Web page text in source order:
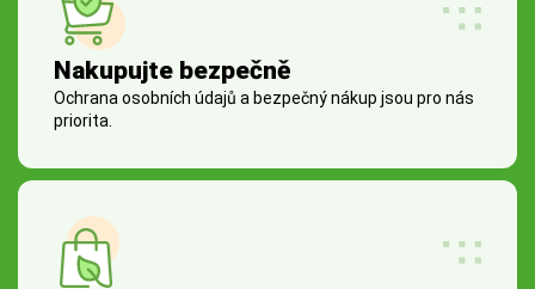
Nakupujte bezpečně
Ochrana osobních údajů a bezpečný nákup jsou pro nás
priorita.